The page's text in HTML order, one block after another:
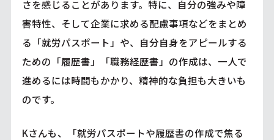
さを感じることがあります。特に、自分の強みや障
害特性、そして企業に求める配慮事項などをまとめ
る「就労パスポート」や、自分自身をアピールする
ための「履歴書」「職務経歴書」の作成は、一人で
進めるには時間もかかり、精神的な負担も大きいも
のです。
Kさんも、「就労パスポートや履歴書の作成で焦る